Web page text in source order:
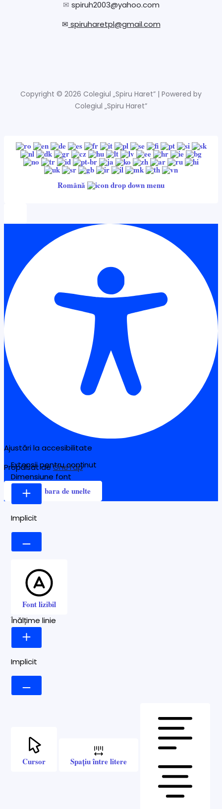
✉ spiruh2003@yahoo.com
✉ spiruharetpl@gmail.com
Copyright © 2026 Colegiul „Spiru Haret” | Powered by
Colegiul „Spiru Haret”
Română
Ajustări la accesibilitate
Propulsat deOneTap
Ascunde bara de unelte
Extensii pentru conținut
Dimensiune font
Implicit
Font lizibil
Înălțime linie
Implicit
Cursor Spațiu între litere